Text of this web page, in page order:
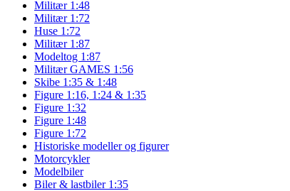
Militær 1:48
Militær 1:72
Huse 1:72
Militær 1:87
Modeltog 1:87
Militær GAMES 1:56
Skibe 1:35 & 1:48
Figure 1:16, 1:24 & 1:35
Figure 1:32
Figure 1:48
Figure 1:72
Historiske modeller og figurer
Motorcykler
Modelbiler
Biler & lastbiler 1:35